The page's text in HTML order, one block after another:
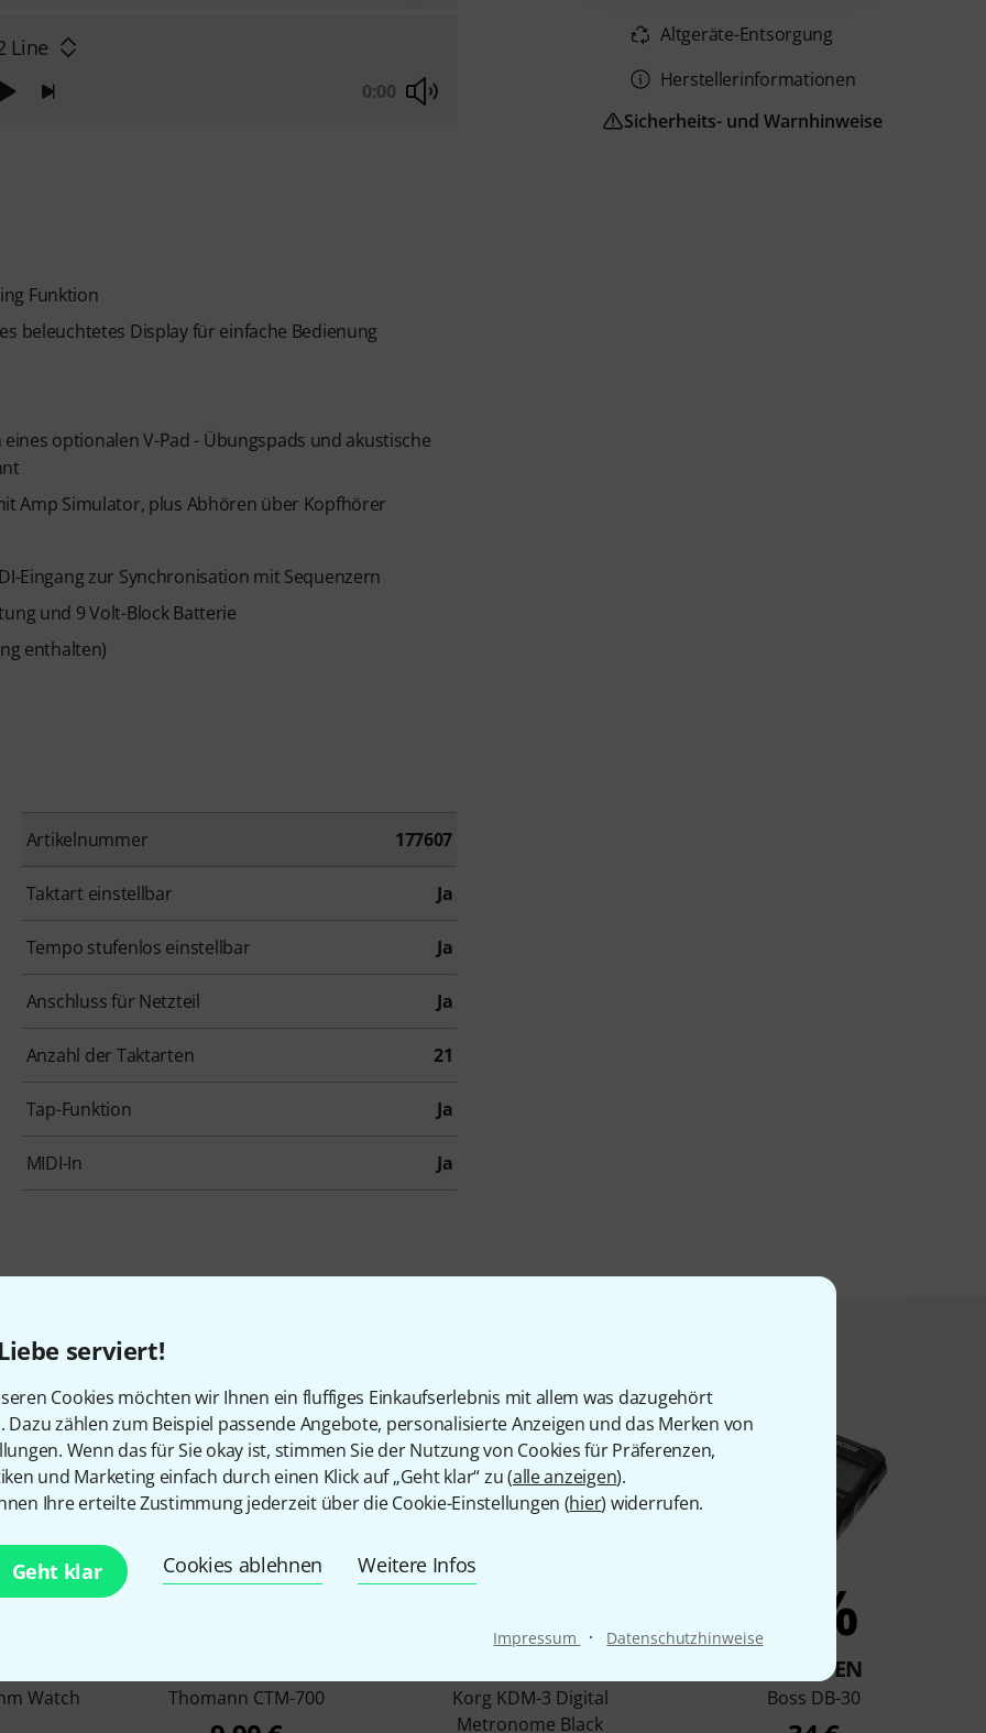
serviert!
Cookies möchten wir Ihnen ein fluffiges Einkaufserlebnis mit allem was dazugehört
Dazu zählen zum Beispiel passende Angebote, personalisierte Anzeigen und das Merken von
Wenn das für Sie okay ist, stimmen Sie der Nutzung von Cookies für Präferenzen,
und Marketing einfach durch einen Klick auf „Geht klar“ zu (alle anzeigen).
Ihre erteilte Zustimmung jederzeit über die Cookie-Einstellungen (hier) widerrufen.
Geht klar Cookies ablehnen Weitere Infos
Impressum · Datenschutzhinweise
Line
0:00
Funktion
beleuchtetes Display für einfache Bedienung
optionalen V-Pad - Übungspads und akustische
Amp Simulator, plus Abhören über Kopfhörer
Eingang zur Synchronisation mit Sequenzern
und 9 Volt-Block Batterie
enthalten)
Artikelnummer 177607
Taktart einstellbar Ja
Tempo stufenlos einstellbar Ja
Anschluss für Netzteil Ja
Anzahl der Taktarten 21
Tap-Funktion Ja
MIDI-In Ja
Altgeräte-Entsorgung
Herstellerinformationen
Sicherheits- und Warnhinweise
die sich dieses Produkt angesehen haben
Watch
12%
Thomann CTM-700
7%
Korg KDM-3 Digital
Metronome Black
4%
KAUFTEN
Boss DB-30